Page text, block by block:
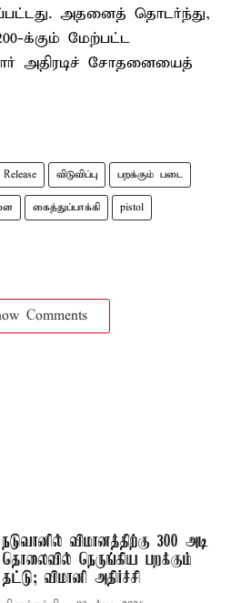
அதனைத் தொடர்ந்து,
க்கும் மேற்பட்ட
அதிரடிச் சோதனையைத்
Release விடுவிப்பு பறக்கும் படை
கைத்துப்பாக்கி pistol
Comments
நடுவானில் விமானத்திற்கு 300 அடி
தொலைவில் நெருங்கிய பறக்கும்
தட்டு; விமானி அதிர்ச்சி